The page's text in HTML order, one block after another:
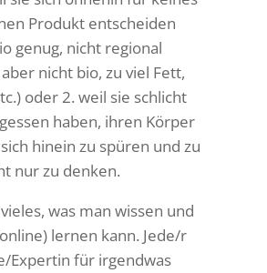
Produkt entscheiden
genug, nicht regional
nicht bio, zu viel Fett,
oder 2. weil sie schlicht
haben, ihren Körper
hinein zu spüren und zu
nur zu denken.
was man wissen und
lernen kann. Jede/r
Expertin für irgendwas